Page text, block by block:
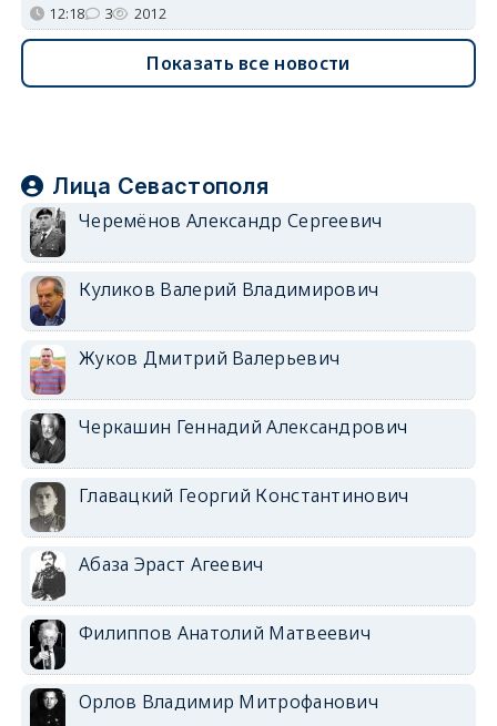
12:18 3 2012
Показать все новости
Лица Севастополя
Черемёнов Александр Сергеевич
Куликов Валерий Владимирович
Жуков Дмитрий Валерьевич
Черкашин Геннадий Александрович
Главацкий Георгий Константинович
Абаза Эраст Агеевич
Филиппов Анатолий Матвеевич
Орлов Владимир Митрофанович